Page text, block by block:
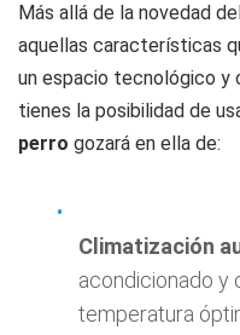
Más allá de la novedad
aquellas características
un espacio tecnológico y
tienes la posibilidad de
perro gozará en ella de:
Climatización
acondicionado y
temperatura